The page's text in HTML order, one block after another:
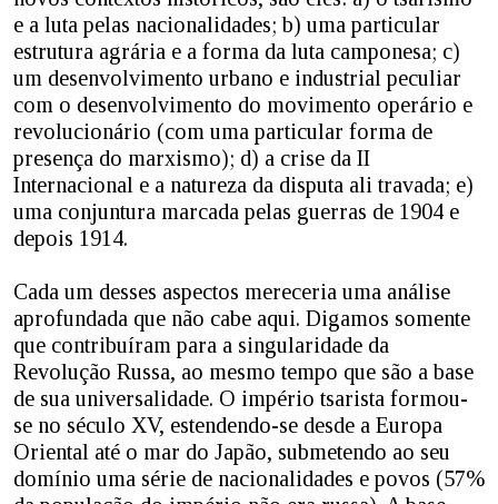
e a luta pelas nacionalidades; b) uma particular
estrutura agrária e a forma da luta camponesa; c)
um desenvolvimento urbano e industrial peculiar
com o desenvolvimento do movimento operário e
revolucionário (com uma particular forma de
presença do marxismo); d) a crise da II
Internacional e a natureza da disputa ali travada; e)
uma conjuntura marcada pelas guerras de 1904 e
depois 1914.
Cada um desses aspectos mereceria uma análise
aprofundada que não cabe aqui. Digamos somente
que contribuíram para a singularidade da
Revolução Russa, ao mesmo tempo que são a base
de sua universalidade. O império tsarista formou-
se no século XV, estendendo-se desde a Europa
Oriental até o mar do Japão, submetendo ao seu
domínio uma série de nacionalidades e povos (57%